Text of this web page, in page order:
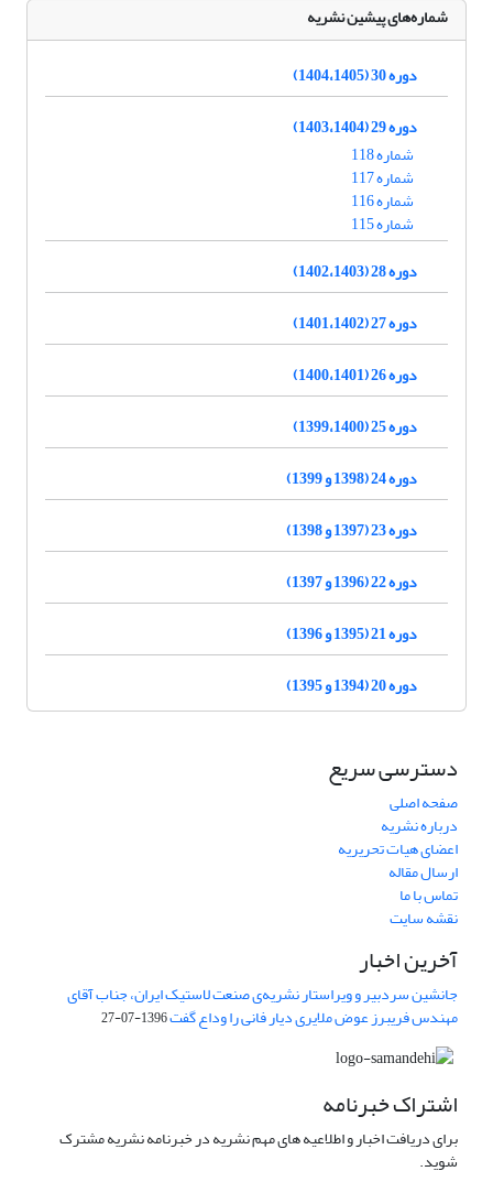
شماره‌های پیشین نشریه
دوره 30 (1404،1405)
دوره 29 (1403،1404)
شماره 118
شماره 117
شماره 116
شماره 115
دوره 28 (1402،1403)
دوره 27 (1401،1402)
دوره 26 (1400،1401)
دوره 25 (1399،1400)
دوره 24 (1398 و 1399)
دوره 23 (1397 و 1398)
دوره 22 (1396 و 1397)
دوره 21 (1395 و 1396)
دوره 20 (1394 و 1395)
دسترسی سریع
صفحه اصلی
درباره نشریه
اعضای هیات تحریریه
ارسال مقاله
تماس با ما
نقشه سایت
آخرین اخبار
جانشین سردبیر و ویراستار نشریه‌ی صنعت لاستیک ایران، جناب آقای
مهندس فریبرز عوض ملایری دیار فانی را وداع گفت1396-07-27
اشتراک خبرنامه
برای دریافت اخبار و اطلاعیه های مهم نشریه در خبرنامه نشریه مشترک
شوید.